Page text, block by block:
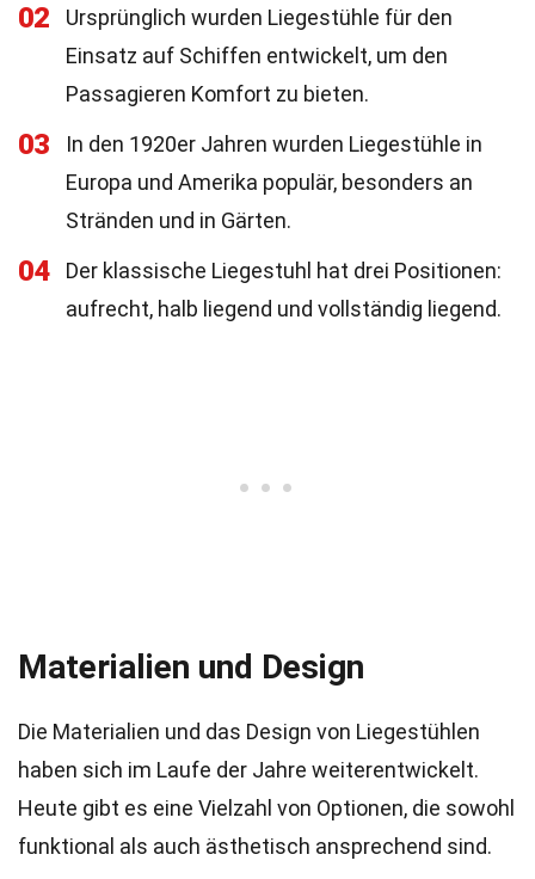
02
Ursprünglich wurden Liegestühle für den
Einsatz auf Schiffen entwickelt, um den
Passagieren Komfort zu bieten.
03
In den 1920er Jahren wurden Liegestühle in
Europa und Amerika populär, besonders an
Stränden und in Gärten.
04
Der klassische Liegestuhl hat drei Positionen:
aufrecht, halb liegend und vollständig liegend.
Materialien und Design
Die Materialien und das Design von Liegestühlen
haben sich im Laufe der Jahre weiterentwickelt.
Heute gibt es eine Vielzahl von Optionen, die sowohl
funktional als auch ästhetisch ansprechend sind.